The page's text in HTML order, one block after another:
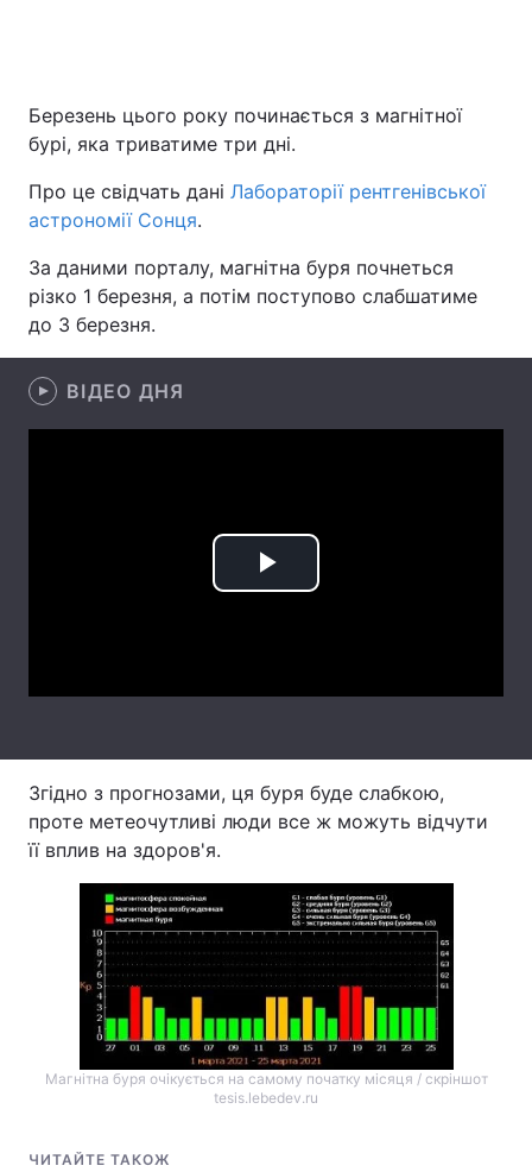
Головна Війна
Економіка
Спорт Наука
Техно і зв'язок
Зброя
Регіони
Контакти
Березень цього року починається з магнітної
бурі, яка триватиме три дні.
Про це свідчать дані Лабораторії рентгенівської
астрономії Сонця.
За даними порталу, магнітна буря почнеться
різко 1 березня, а потім поступово слабшатиме
до 3 березня.
ВІДЕО ДНЯ
Play
Згідно з прогнозами, ця буря буде слабкою,
проте метеочутливі люди все ж можуть відчути
її вплив на здоров'я.
Магнітна буря очікується на самому початку місяця / скріншот
tesis.lebedev.ru
ЧИТАЙТЕ ТАКОЖ